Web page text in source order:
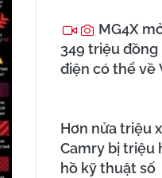
MG4X
349 triệu đồng
điện có thể về
Hơn nửa triệu
Camry bị triệu
hồ kỹ thuật số